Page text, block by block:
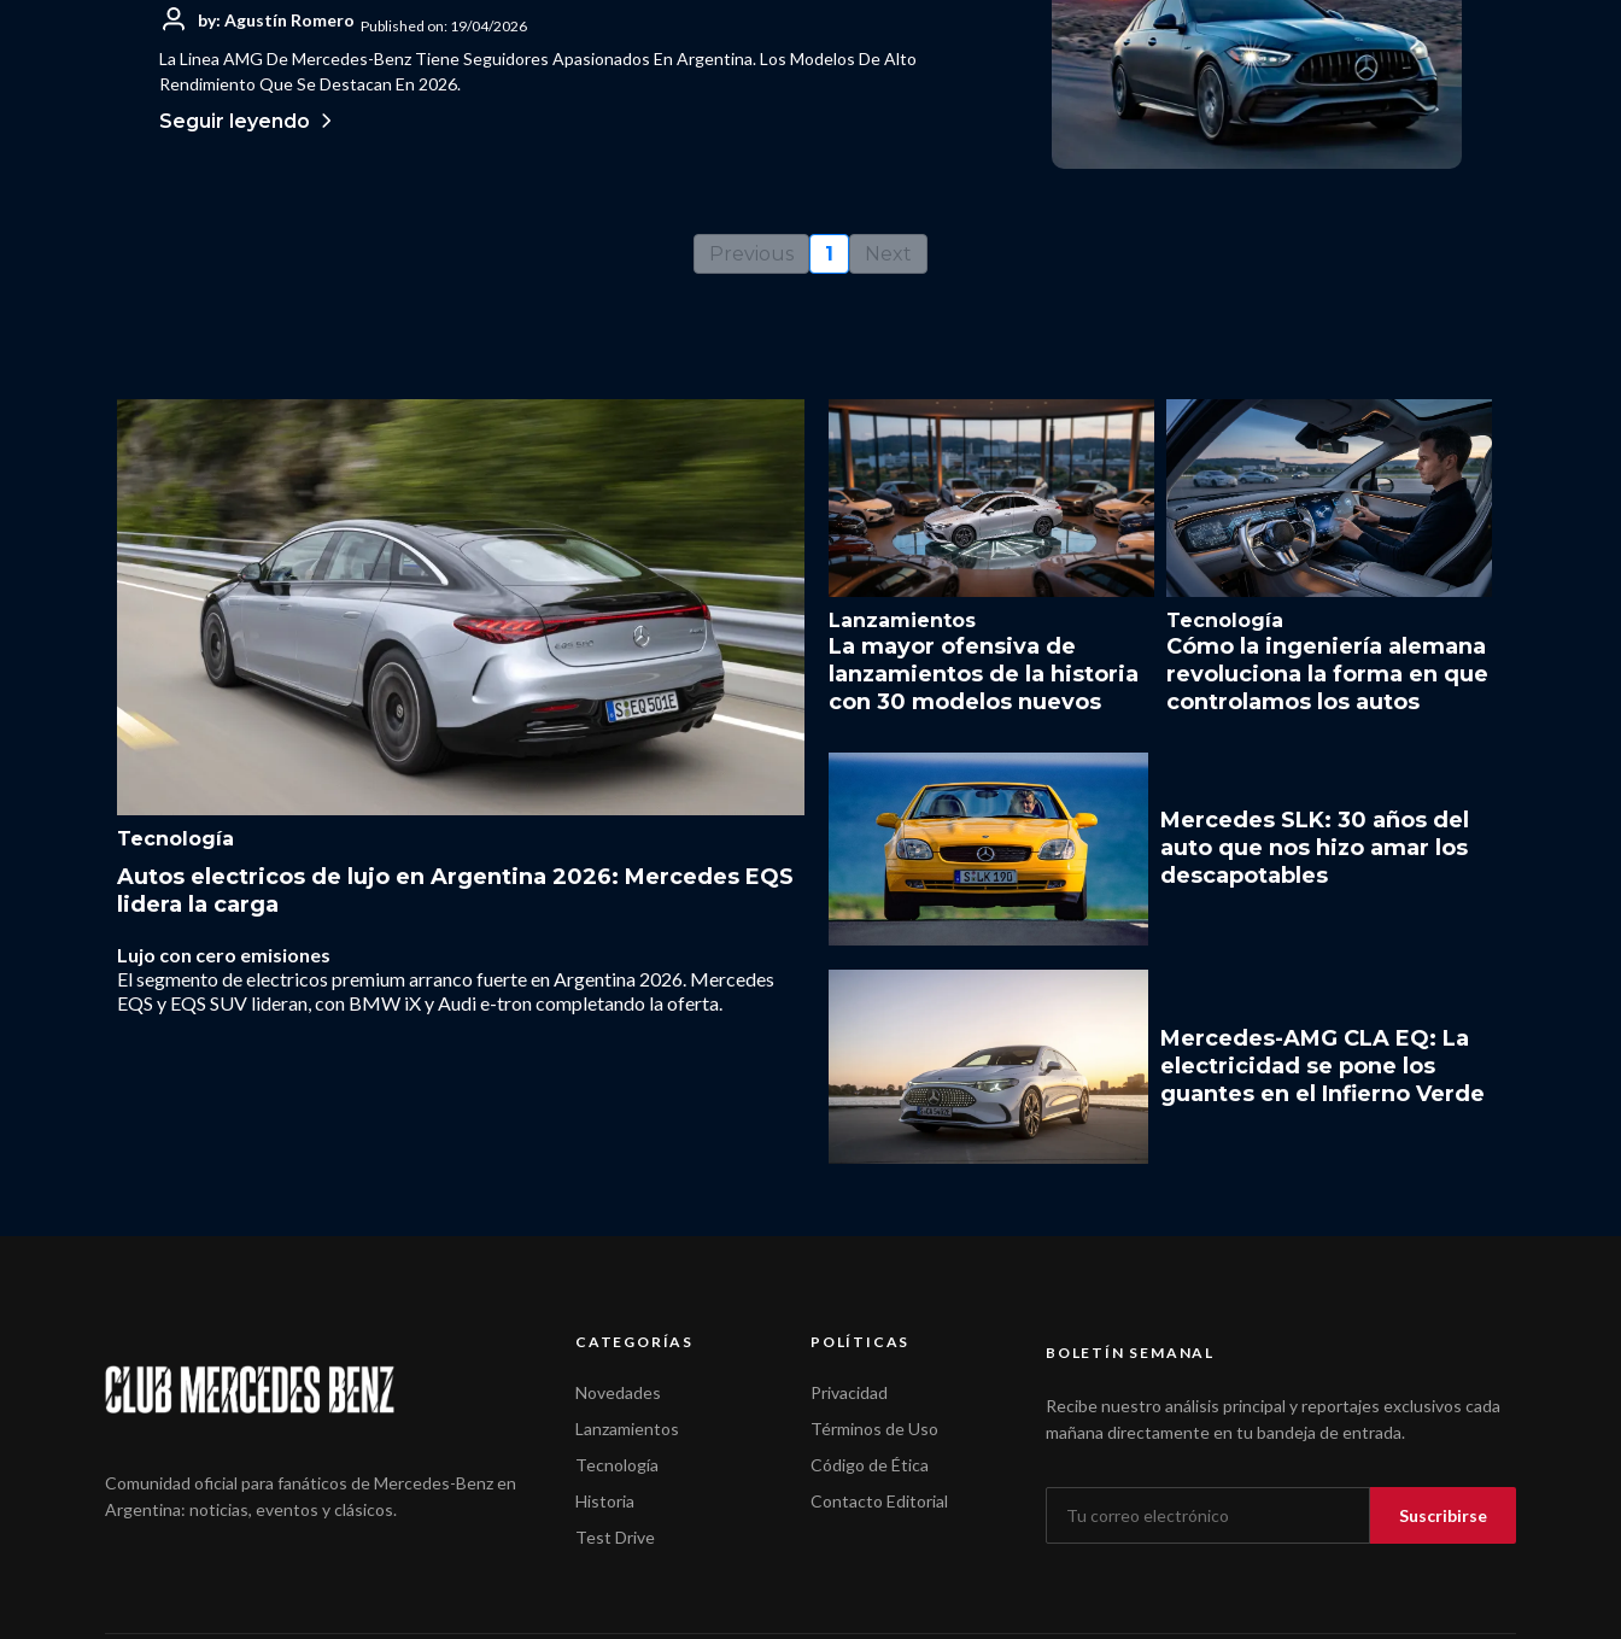
by: Agustín Romero Published on: 19/04/2026
La Linea AMG De Mercedes-Benz Tiene Seguidores Apasionados En Argentina. Los Modelos De Alto
Rendimiento Que Se Destacan En 2026.
Seguir leyendo
Previous 1 Next
Tecnología
Autos electricos de lujo en Argentina 2026: Mercedes EQS
lidera la carga
Lujo con cero emisiones
El segmento de electricos premium arranco fuerte en Argentina 2026. Mercedes
EQS y EQS SUV lideran, con BMW iX y Audi e-tron completando la oferta.
Lanzamientos
La mayor ofensiva de
lanzamientos de la historia
con 30 modelos nuevos
Tecnología
Cómo la ingeniería alemana
revoluciona la forma en que
controlamos los autos
Mercedes SLK: 30 años del
auto que nos hizo amar los
descapotables
Mercedes-AMG CLA EQ: La
electricidad se pone los
guantes en el Infierno Verde
Comunidad oficial para fanáticos de Mercedes-Benz en
Argentina: noticias, eventos y clásicos.
CATEGORÍAS
Novedades
Lanzamientos
Tecnología
Historia
Test Drive
POLÍTICAS
Privacidad
Términos de Uso
Código de Ética
Contacto Editorial
BOLETÍN SEMANAL
Recibe nuestro análisis principal y reportajes exclusivos cada
mañana directamente en tu bandeja de entrada.
Suscribirse